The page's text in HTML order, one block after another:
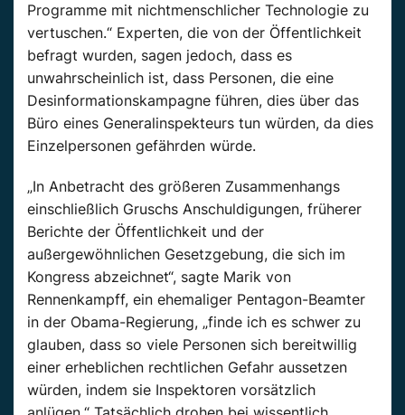
Programme mit nichtmenschlicher Technologie zu
vertuschen.“ Experten, die von der Öffentlichkeit
befragt wurden, sagen jedoch, dass es
unwahrscheinlich ist, dass Personen, die eine
Desinformationskampagne führen, dies über das
Büro eines Generalinspekteurs tun würden, da dies
Einzelpersonen gefährden würde.
„In Anbetracht des größeren Zusammenhangs
einschließlich Gruschs Anschuldigungen, früherer
Berichte der Öffentlichkeit und der
außergewöhnlichen Gesetzgebung, die sich im
Kongress abzeichnet“, sagte Marik von
Rennenkampff, ein ehemaliger Pentagon-Beamter
in der Obama-Regierung, „finde ich es schwer zu
glauben, dass so viele Personen sich bereitwillig
einer erheblichen rechtlichen Gefahr aussetzen
würden, indem sie Inspektoren vorsätzlich